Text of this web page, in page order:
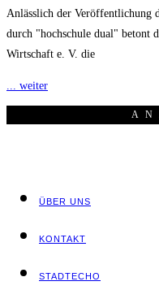
Anlässlich der Veröffentlichung
durch "hochschule dual" betont
Wirtschaft e. V. die
... weiter
ÜBER UNS
KON­TAKT
STADT­ECHO